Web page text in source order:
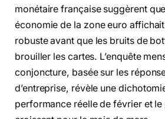
monétaire française suggèrent
économie de la zone euro
robuste avant que les bruits de
brouiller les cartes. L’enquête
conjoncture, basée sur les
d’entreprise, révèle une
performance réelle de février et le